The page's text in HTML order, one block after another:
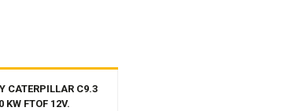
CATERPILLAR C9.3
KW FTOF 12V.